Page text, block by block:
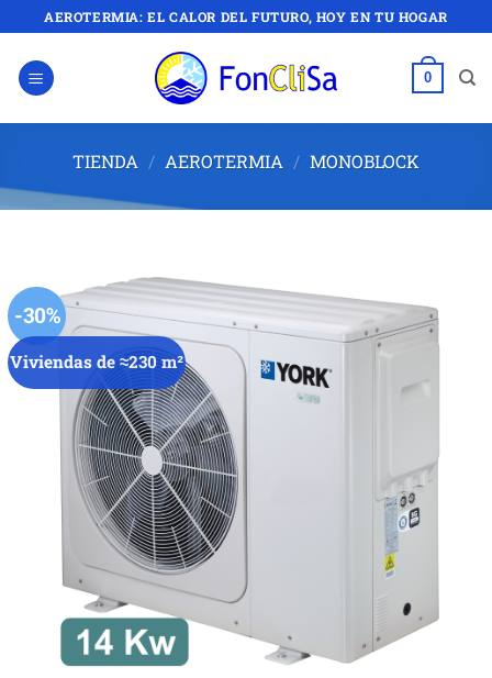
Saltar
al
contenido
AEROTERMIA: EL CALOR DEL FUTURO, HOY EN TU HOGAR
0
TIENDA / AEROTERMIA / MONOBLOCK
-30%
Viviendas de ≈230 m²